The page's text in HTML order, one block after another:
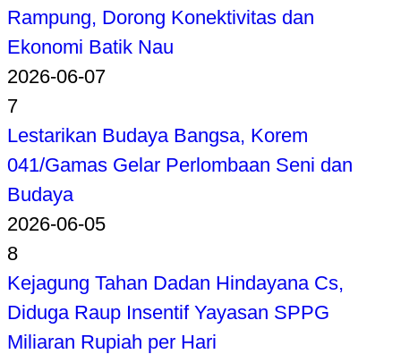
Rampung, Dorong Konektivitas dan
Ekonomi Batik Nau
2026-06-07
7
Lestarikan Budaya Bangsa, Korem
041/Gamas Gelar Perlombaan Seni dan
Budaya
2026-06-05
8
Kejagung Tahan Dadan Hindayana Cs,
Diduga Raup Insentif Yayasan SPPG
Miliaran Rupiah per Hari